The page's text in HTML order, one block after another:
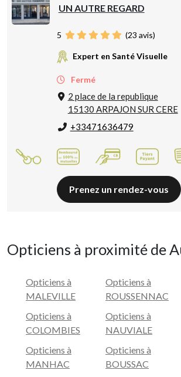
UN AUTRE REGARD
5 (23 avis)
Expert en Santé Visuelle
Fermé
2 place de la republique
15130 ARPAJON SUR CERE
+33471636479
Prenez un rendez-vous
Opticiens à proximité de
Opticiens à
MALEVILLE
Opticiens à
COLOMBIES
Opticiens à
MANHAC
Opticiens à
ROUSSENNAC
Opticiens à
NAUVIALE
Opticiens à
BOUSSAC